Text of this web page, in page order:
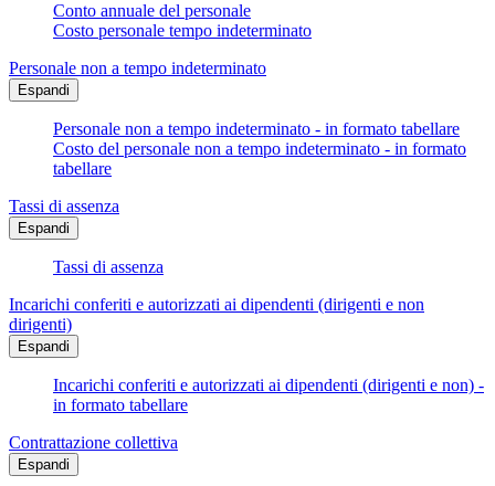
Conto annuale del personale
Costo personale tempo indeterminato
Personale non a tempo indeterminato
Espandi
Personale non a tempo indeterminato - in formato tabellare
Costo del personale non a tempo indeterminato - in formato
tabellare
Tassi di assenza
Espandi
Tassi di assenza
Incarichi conferiti e autorizzati ai dipendenti (dirigenti e non
dirigenti)
Espandi
Incarichi conferiti e autorizzati ai dipendenti (dirigenti e non) -
in formato tabellare
Contrattazione collettiva
Espandi